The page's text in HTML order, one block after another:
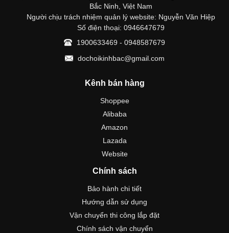
Bắc Ninh, Việt Nam
Người chịu trách nhiệm quản lý website: Nguyễn Văn Hiệp
Số điện thoại: 0946647679
1900633469 - 0948587679
dochoikinhbac@gmail.com
Kênh bán hàng
Shoppee
Alibaba
Amazon
Lazada
Website
Chính sách
Bảo hành chi tiết
Hướng dẫn sử dụng
Vận chuyển thi công lắp đặt
Chính sách vận chuyển